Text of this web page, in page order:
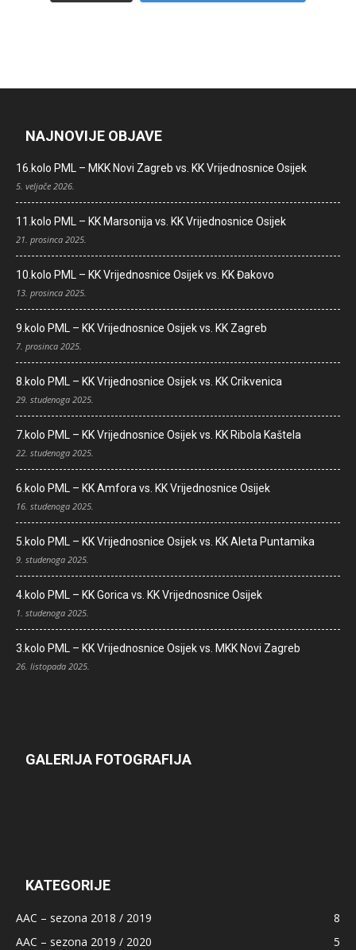
NAJNOVIJE OBJAVE
16.kolo PML – MKK Novi Zagreb vs. KK Vrijednosnice Osijek
5. veljače 2026.
11.kolo PML – KK Marsonija vs. KK Vrijednosnice Osijek
21. prosinca 2025.
10.kolo PML – KK Vrijednosnice Osijek vs. KK Đakovo
13. prosinca 2025.
9.kolo PML – KK Vrijednosnice Osijek vs. KK Zagreb
7. prosinca 2025.
8.kolo PML – KK Vrijednosnice Osijek vs. KK Crikvenica
29. studenoga 2025.
7.kolo PML – KK Vrijednosnice Osijek vs. KK Ribola Kaštela
22. studenoga 2025.
6.kolo PML – KK Amfora vs. KK Vrijednosnice Osijek
16. studenoga 2025.
5.kolo PML – KK Vrijednosnice Osijek vs. KK Aleta Puntamika
9. studenoga 2025.
4.kolo PML – KK Gorica vs. KK Vrijednosnice Osijek
1. studenoga 2025.
3.kolo PML – KK Vrijednosnice Osijek vs. MKK Novi Zagreb
26. listopada 2025.
GALERIJA FOTOGRAFIJA
KATEGORIJE
AAC – sezona 2018 / 2019
8
AAC – sezona 2019 / 2020
5